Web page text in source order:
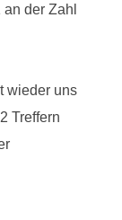
der Zahl
wieder uns
Treffern